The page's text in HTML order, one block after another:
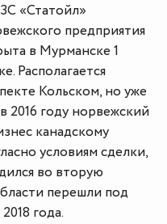
«Статойл»
предприятия
в Мурманске 1
Располагается
Кольском, но уже
2016 году норвежский
канадскому
условиям сделки,
во вторую
перешли под
года.